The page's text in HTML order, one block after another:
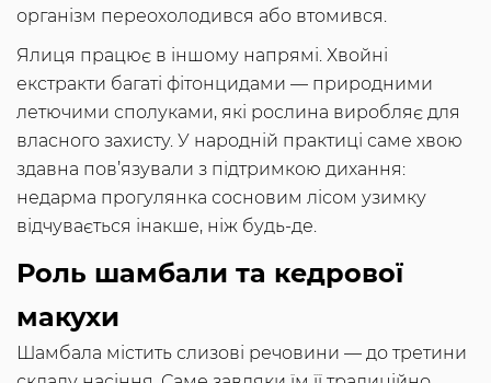
організм переохолодився або втомився.
Ялиця працює в іншому напрямі. Хвойні
екстракти багаті фітонцидами — природними
летючими сполуками, які рослина виробляє для
власного захисту. У народній практиці саме хвою
здавна пов’язували з підтримкою дихання:
недарма прогулянка сосновим лісом узимку
відчувається інакше, ніж будь-де.
Роль шамбали та кедрової
макухи
Шамбала містить слизові речовини — до третини